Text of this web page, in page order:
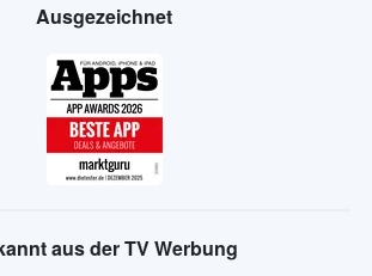
Ausgezeichnet
aus der TV Werbung